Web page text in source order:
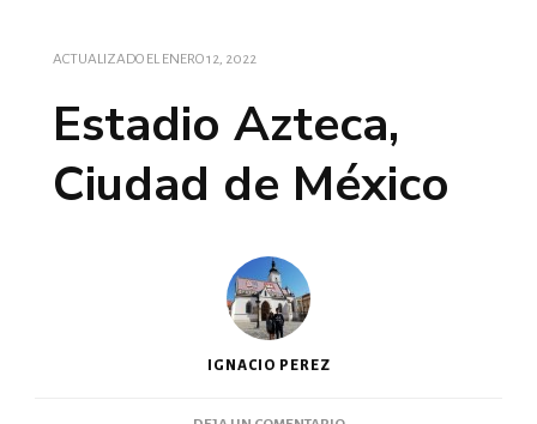
ACTUALIZADO EL ENERO 12, 2022
Estadio Azteca,
Ciudad de México
IGNACIO PEREZ